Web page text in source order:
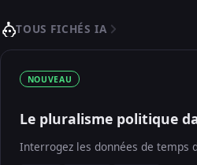
TOUS FICHÉS IA
NOUVEAU
Le pluralisme politique
Interrogez les données de temps